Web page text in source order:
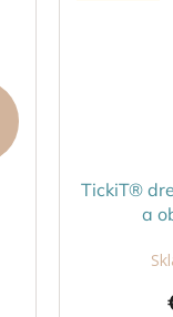
TickiT®
a